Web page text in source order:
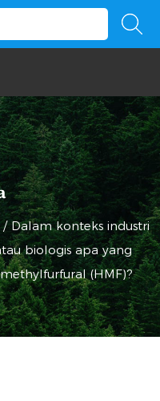
/Dalam konteks industri
biologis apa yang
(HMF)?